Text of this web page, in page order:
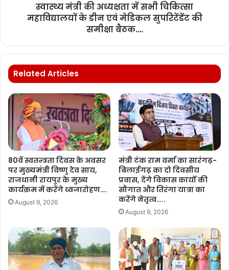
स्वास्थ्य मंत्री की अध्यक्षता में सभी चिकित्सा
महाविद्यालयों के डीन एवं मेडिकल सुपरिटेंडेंट की
समीक्षा बैठक….
Related Articles
80वें स्वतन्त्रता दिवस के अवसर
पर मुख्यमंत्री विष्णु देव साय,
राजधानी रायपुर के मुख्य
कार्यक्रम में करेंगे ध्वजारोहण….
August 9, 2026
मंत्री टंक राम वर्मा का सारंगढ़-
बिलाईगढ़ का दो दिवसीय
प्रवास, देंगे विकास कार्यों की
सौगात और तिरंगा यात्रा का
करेंगे नेतृत्व…..
August 9, 2026